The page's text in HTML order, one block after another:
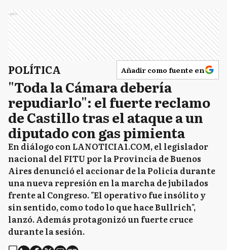
Ads
POLÍTICA Añadir como fuente en
"Toda la Cámara debería
repudiarlo": el fuerte reclamo
de Castillo tras el ataque a un
diputado con gas pimienta
En diálogo con LANOTICIA1.COM, el legislador
nacional del FITU por la Provincia de Buenos
Aires denunció el accionar de la Policía durante
una nueva represión en la marcha de jubilados
frente al Congreso. "El operativo fue insólito y
sin sentido, como todo lo que hace Bullrich",
lanzó. Además protagonizó un fuerte cruce
durante la sesión.